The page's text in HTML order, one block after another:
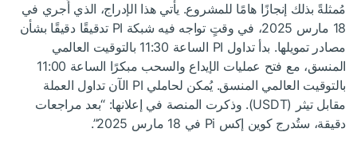
مُمثلةً بذلك إنجازًا هامًا للمشروع. يأتي هذا الإدراج، الذي أُجري في
18 مارس 2025، في وقتٍ تواجه فيه شبكة PI تدقيقًا دقيقًا بشأن
مصادر تمويلها. بدأ تداول PI الساعة 11:30 بالتوقيت العالمي
المنسق، مع فتح عمليات الإيداع والسحب مبكرًا الساعة 11:00
بالتوقيت العالمي المنسق. يُمكن لحاملي PI الآن تداول العملة
مقابل تيثر (USDT). وذكرت المنصة في إعلانها: “بعد مراجعات
دقيقة، ستُدرج كوين إكس Pi في 18 مارس 2025”.